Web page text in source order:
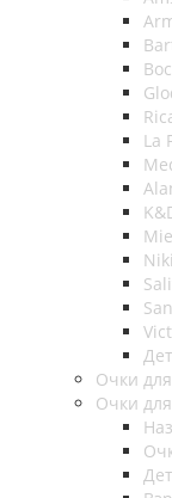
La
Очки
Очки